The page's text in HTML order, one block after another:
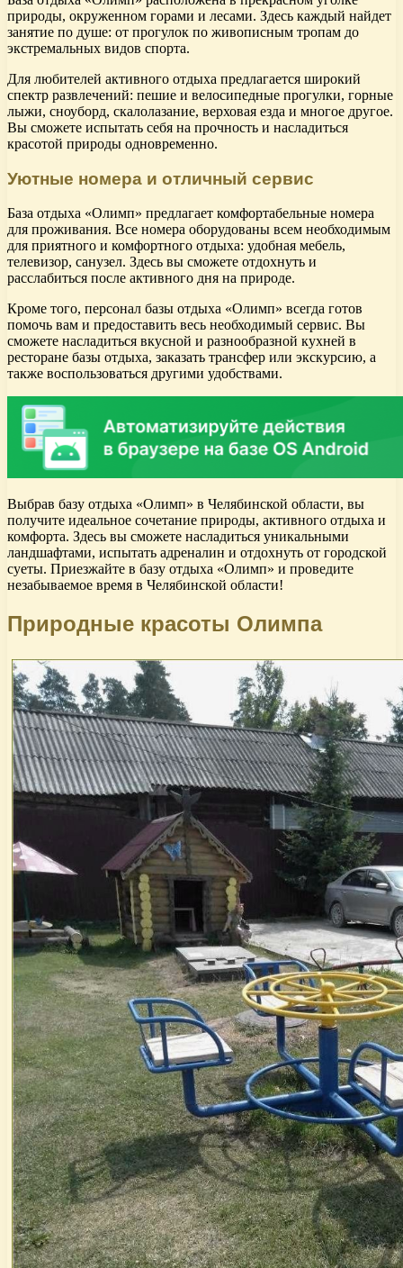
природы, окруженном горами и лесами. Здесь каждый найдет
занятие по душе: от прогулок по живописным тропам до
экстремальных видов спорта.
Для любителей активного отдыха предлагается широкий
спектр развлечений: пешие и велосипедные прогулки, горные
лыжи, сноуборд, скалолазание, верховая езда и многое другое.
Вы сможете испытать себя на прочность и насладиться
красотой природы одновременно.
Уютные номера и отличный сервис
База отдыха «Олимп» предлагает комфортабельные номера
для проживания. Все номера оборудованы всем необходимым
для приятного и комфортного отдыха: удобная мебель,
телевизор, санузел. Здесь вы сможете отдохнуть и
расслабиться после активного дня на природе.
Кроме того, персонал базы отдыха «Олимп» всегда готов
помочь вам и предоставить весь необходимый сервис. Вы
сможете насладиться вкусной и разнообразной кухней в
ресторане базы отдыха, заказать трансфер или экскурсию, а
также воспользоваться другими удобствами.
Выбрав базу отдыха «Олимп» в Челябинской области, вы
получите идеальное сочетание природы, активного отдыха и
комфорта. Здесь вы сможете насладиться уникальными
ландшафтами, испытать адреналин и отдохнуть от городской
суеты. Приезжайте в базу отдыха «Олимп» и проведите
незабываемое время в Челябинской области!
Природные красоты Олимпа